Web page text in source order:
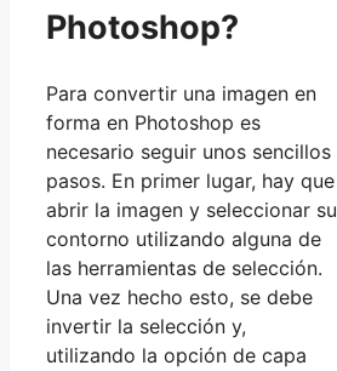
Photoshop?
Para convertir una imagen en
forma en Photoshop es
necesario seguir unos sencillos
pasos. En primer lugar, hay que
abrir la imagen y seleccionar su
contorno utilizando alguna de
las herramientas de selección.
Una vez hecho esto, se debe
invertir la selección y,
utilizando la opción de capa